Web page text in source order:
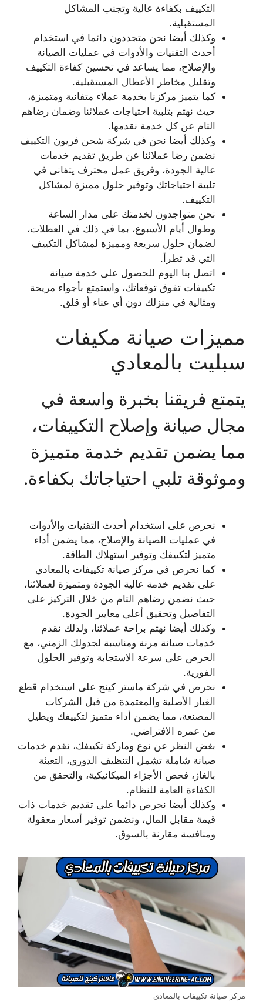
التكييف بكفاءة عالية وتجنب المشاكل
المستقبلية.
وكذلك أيضا نحن متجددون دائما في استخدام
أحدث التقنيات والأدوات في عمليات الصيانة
والإصلاح، مما يساعد في تحسين كفاءة التكييف
وتقليل مخاطر الأعطال المستقبلية.
كما يتميز مركزنا بخدمة عملاء متفانية ومتميزة،
حيث نهتم بتلبية احتياجات عملائنا وضمان رضاهم
التام عن كل خدمة نقدمها.
وكذلك أيضا نحن في شركة شحن فريون التكييف
نضمن رضا عملائنا عن طريق تقديم خدمات
عالية الجودة، وفريق عمل محترف يتفانى في
تلبية احتياجاتك وتوفير حلول مميزة لمشاكل
التكييف.
نحن متواجدون لخدمتك على مدار الساعة
وطوال أيام الأسبوع، بما في ذلك في العطلات،
لضمان حلول سريعة ومميزة لمشاكل التكييف
التي قد تطرأ.
اتصل بنا اليوم للحصول على خدمة صيانة
تكييفات تفوق توقعاتك، واستمتع بأجواء مريحة
ومثالية في منزلك دون أي عناء أو قلق.
مميزات صيانة مكيفات
سبليت بالمعادي
يتمتع فريقنا بخبرة واسعة في
مجال صيانة وإصلاح التكييفات،
مما يضمن تقديم خدمة متميزة
وموثوقة تلبي احتياجاتك بكفاءة.
نحرص على استخدام أحدث التقنيات والأدوات
في عمليات الصيانة والإصلاح، مما يضمن أداء
متميز لتكييفك وتوفير استهلاك الطاقة.
كما نحرص في مركز صيانة تكييفات بالمعادي
على تقديم خدمة عالية الجودة ومتميزة لعملائنا،
حيث نضمن رضاهم التام من خلال التركيز على
التفاصيل وتحقيق أعلى معايير الجودة.
وكذلك أيضا نهتم براحة عملائنا، ولذلك نقدم
خدمات صيانة مرنة ومناسبة لجدولك الزمني، مع
الحرص على سرعة الاستجابة وتوفير الحلول
الفورية.
نحرص في شركة ماستر كينج على استخدام قطع
الغيار الأصلية والمعتمدة من قبل الشركات
المصنعة، مما يضمن أداء متميز لتكييفك ويطيل
من عمره الافتراضي.
بغض النظر عن نوع وماركة تكييفك، نقدم خدمات
صيانة شاملة تشمل التنظيف الدوري، التعبئة
بالغاز، فحص الأجزاء الميكانيكية، والتحقق من
الكفاءة العامة للنظام.
وكذلك أيضا نحرص دائما على تقديم خدمات ذات
قيمة مقابل المال، ونضمن توفير أسعار معقولة
ومنافسة مقارنة بالسوق.
مركز صيانة تكييفات بالمعادي